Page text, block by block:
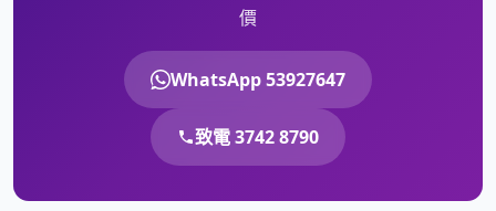
價
WhatsApp 53927647
致電 3742 8790